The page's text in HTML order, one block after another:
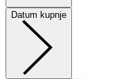
Datum kupnje